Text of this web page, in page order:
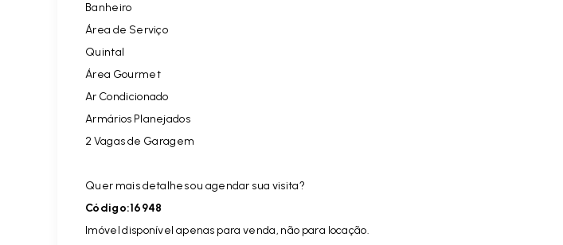
Banheiro
Área de Serviço
Quintal
Área Gourmet
Ar Condicionado
Armários Planejados
2 Vagas de Garagem
Quer mais detalhes ou agendar sua visita?
Código:16948
Imóvel disponível apenas para venda, não para locação.